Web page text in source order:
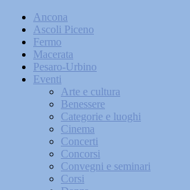
Ancona
Ascoli Piceno
Fermo
Macerata
Pesaro-Urbino
Eventi
Arte e cultura
Benessere
Categorie e luoghi
Cinema
Concerti
Concorsi
Convegni e seminari
Corsi